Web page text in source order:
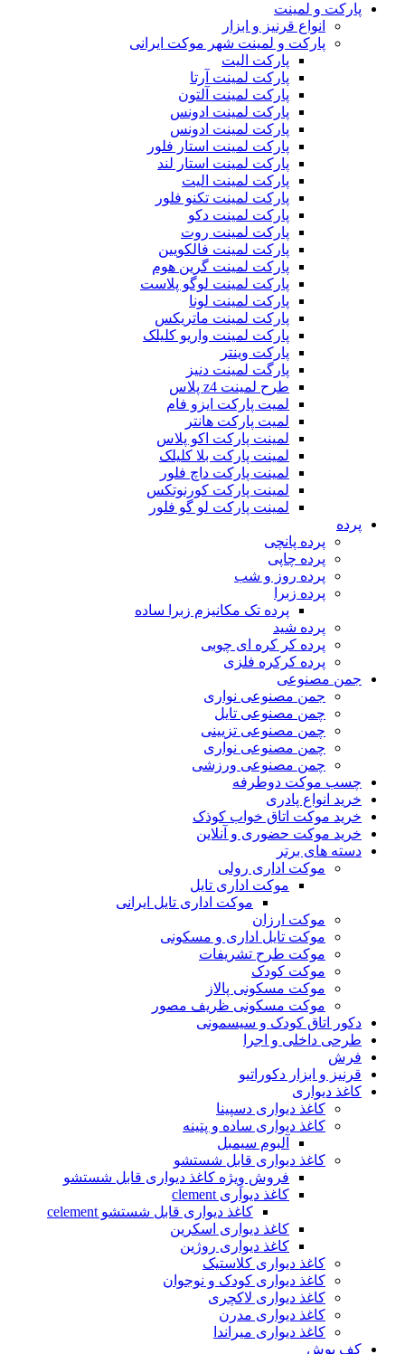
پارکت و لمینت
انواع قرنیز و ابزار
پارکت و لمینت شهر موکت ایرانی
پارکت الیت
پارکت لمینت آرتا
پارکت لمینت آلتون
پارکت لمینت ادونس
پارکت لمینت ادونس
پارکت لمینت استار فلور
پارکت لمینت استار لند
پارکت لمینت الیت
پارکت لمینت تکنو فلور
پارکت لمینت دکو
پارکت لمینت روت
پارکت لمینت فالکویین
پارکت لمینت گرین هوم
پارکت لمینت لوگو پلاست
پارکت لمینت لونا
پارکت لمینت ماتریکس
پارکت لمینت واریو کلیلک
پارکت وینتر
پارگت لمینت دنیز
طرح لمینت z4 پلاس
لمیت پارکت ایزو فام
لمیت پارکت هانتر
لمینت پارکت اکو پلاس
لمینت پارکت بلا کلیلک
لمینت پارکت داچ فلور
لمینت پارکت کورنوتکس
لمینت پارکت لو گو فلور
پرده
پرده پانچی
پرده چاپی
پرده روز و شب
پرده زبرا
پرده تک مکانیزم زبرا ساده
پرده شید
پرده کر کره ای چوبی
پرده کرکره فلزی
جمن مصنوعی
جمن مصنوعی نواری
چمن مصنوعی تایل
چمن مصنوعی تزیینی
چمن مصنوعی نواری
چمن مصنوعی ورزشی
چسب موکت دوطرفه
خرید انواع پادری
خرید موکت اتاق خواب کوذک
خرید موکت حضوری و آنلاین
دسته های برتر
موکت اداری رولی
موکت اداری تایل
موکت اداری تایل ایرانی
موکت ارزان
موکت تایل اداری و مسکونی
موکت طرح تشریفات
موکت کودک
موکت مسکونی پالاز
موکت مسکونی ظریف مصور
دکور اتاق کودک و سیسمونی
طرحی داخلی و اجرا
فرش
قرنیز و ابزار دکوراتیو
کاغذ دیواری
کاغذ دیواری دسپینا
کاغذ دیواری ساده و پتینه
آلبوم سیمبل
کاغذ دیواری قابل شستشو
فروش وِیژه کاغذ دیواری قابل شستشو
کاغذ دیواری clement
کاغذ دیواری قابل شستشو celement
کاغذ دیواری اسکرین
کاغذ دیواری روژین
کاغذ دیواری کلاستیک
کاغذ دیواری کودک و نوجوان
کاغذ دیواری لاکچری
کاغذ دیواری مدرن
کاغذ دیواری میراندا
کف پوش